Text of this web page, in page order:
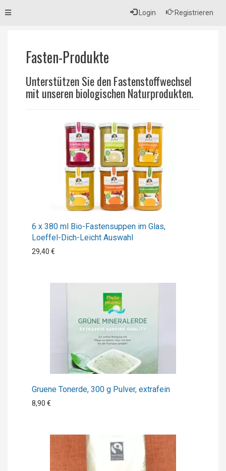
Login Registrieren
Toggle
Fasten-Produkte
Unterstützen Sie den Fastenstoffwechsel
mit unseren biologischen Naturprodukten.
6 x 380 ml Bio-Fastensuppen im Glas,
Loeffel-Dich-Leicht Auswahl
29,40 €
Gruene Tonerde, 300 g Pulver, extrafein
8,90 €